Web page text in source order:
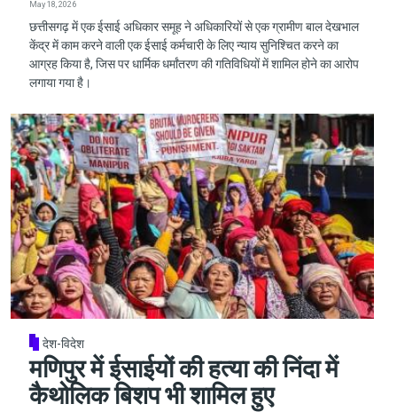
May 18, 2026
छत्तीसगढ़ में एक ईसाई अधिकार समूह ने अधिकारियों से एक ग्रामीण बाल देखभाल
केंद्र में काम करने वाली एक ईसाई कर्मचारी के लिए न्याय सुनिश्चित करने का
आग्रह किया है, जिस पर धार्मिक धर्मांतरण की गतिविधियों में शामिल होने का आरोप
लगाया गया है।
देश-विदेश
मणिपुर में ईसाईयों की हत्या की निंदा में
कैथोलिक बिशप भी शामिल हुए